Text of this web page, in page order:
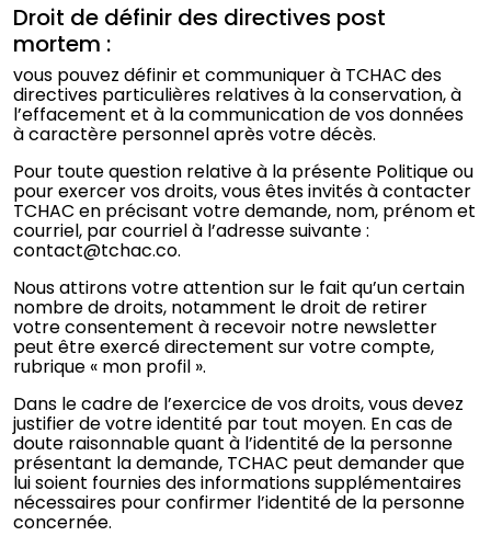
Droit de définir des directives post
mortem :
vous pouvez définir et communiquer à TCHAC des
directives particulières relatives à la conservation, à
l’effacement et à la communication de vos données
à caractère personnel après votre décès.
Pour toute question relative à la présente Politique ou
pour exercer vos droits, vous êtes invités à contacter
TCHAC en précisant votre demande, nom, prénom et
courriel, par courriel à l’adresse suivante :
contact@tchac.co.
Nous attirons votre attention sur le fait qu’un certain
nombre de droits, notamment le droit de retirer
votre consentement à recevoir notre newsletter
peut être exercé directement sur votre compte,
rubrique « mon profil ».
Dans le cadre de l’exercice de vos droits, vous devez
justifier de votre identité par tout moyen. En cas de
doute raisonnable quant à l’identité de la personne
présentant la demande, TCHAC peut demander que
lui soient fournies des informations supplémentaires
nécessaires pour confirmer l’identité de la personne
concernée.